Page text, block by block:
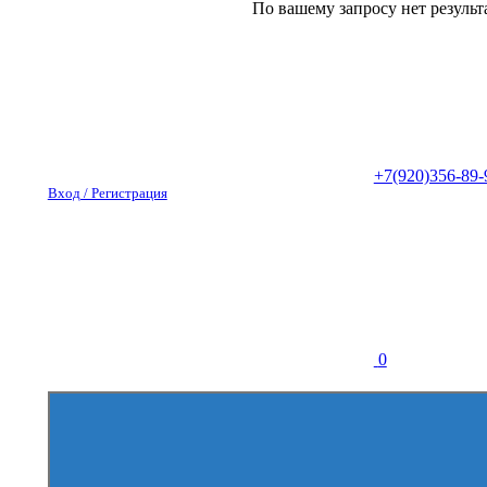
По вашему запросу нет
+7(920)356-89-
Вход / Регистрация
0